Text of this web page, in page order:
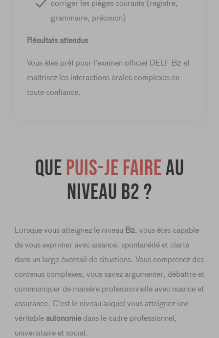
corriger les pièges courants (registre,
grammaire, précision)
Résultats attendus
Vous êtes prêt pour l'examen officiel DELF B2 et
maîtrisez les interactions orales complexes en
toute confiance.
Que puis-je faireau
niveau B2 ?
Lorsque vous atteignez le niveau B2, vous êtes capable
de vous exprimer avec aisance, spontanéité et clarté
dans un large éventail de situations. Vous comprenez des
contenus complexes, vous savez argumenter, débattre et
communiquer de manière professionnelle avec nuance et
assurance. C'est le niveau auquel vous atteignez une
véritable autonomiedans le cadre professionnel,
universitaire et social.